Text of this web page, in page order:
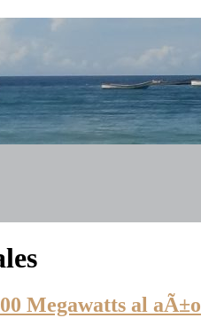
Megawatts al aÃ±o